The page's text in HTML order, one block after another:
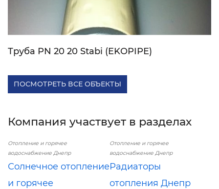
Труба PN 20 20 Stabi (EKOPIPE)
ПОСМОТРЕТЬ ВСЕ ОБЪЕКТЫ
Компания участвует в разделах
Отопление и горячее
водоснабжение Днепр
Солнечное отопление
и горячее
Отопление и горячее
водоснабжение Днепр
Радиаторы
отопления Днепр